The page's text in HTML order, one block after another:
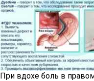
При вдохе боль в